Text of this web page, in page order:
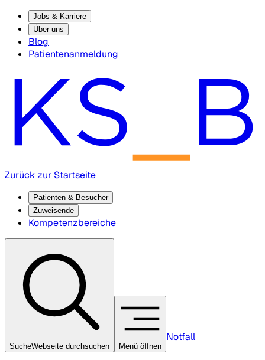
Jobs & Karriere
Über uns
Blog
Patientenanmeldung
Zurück zur Startseite
Patienten & Besucher
Zuweisende
Kompetenzbereiche
SucheWebseite durchsuchen Menü öffnen
Notfall